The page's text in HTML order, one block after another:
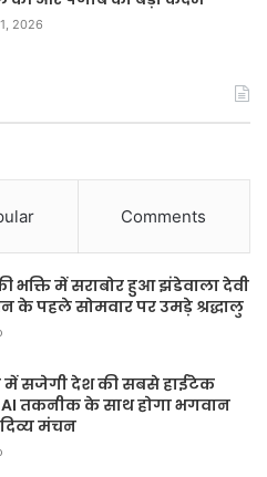
2026
Comments
भक्ति में सराबोर हुआ झंडेवाला देवी
के पहले सोमवार पर उमड़े श्रद्धालु
में सजेगी देश की सबसे हाईटेक
AI तकनीक के साथ होगा भगवान
दिव्य मंचन